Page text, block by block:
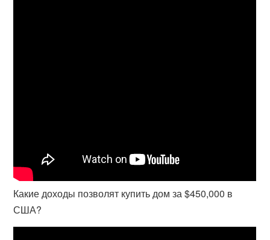
Какие доходы позволят купить дом за $450,000 в
США?